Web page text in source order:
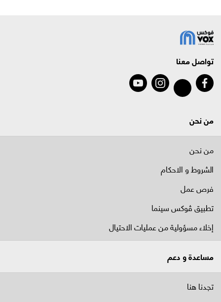
تواصل معنا
من نحن
من نحن
الشروط و الاحكام
فرص عمل
تطبيق ڤوكس سينما
إخلاء مسؤولية من عمليات الاحتيال
مساعدة و دعم
تجدنا هنا